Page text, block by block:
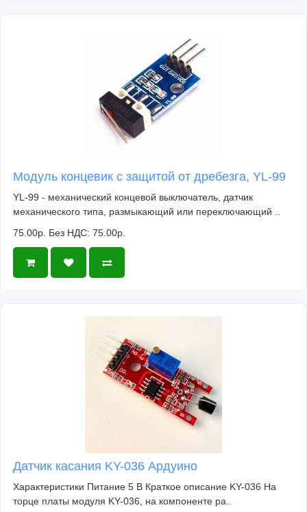
Модуль концевик с защитой от дребезга, YL-99
YL-99 - механический концевой выключатель, датчик
механического типа, размыкающий или переключающий ..
75.00р. Без НДС: 75.00р.
Датчик касания KY-036 Ардуино
Характеристики Питание 5 В Краткое описание KY-036 На
торце платы модуля KY-036, на компоненте ра..